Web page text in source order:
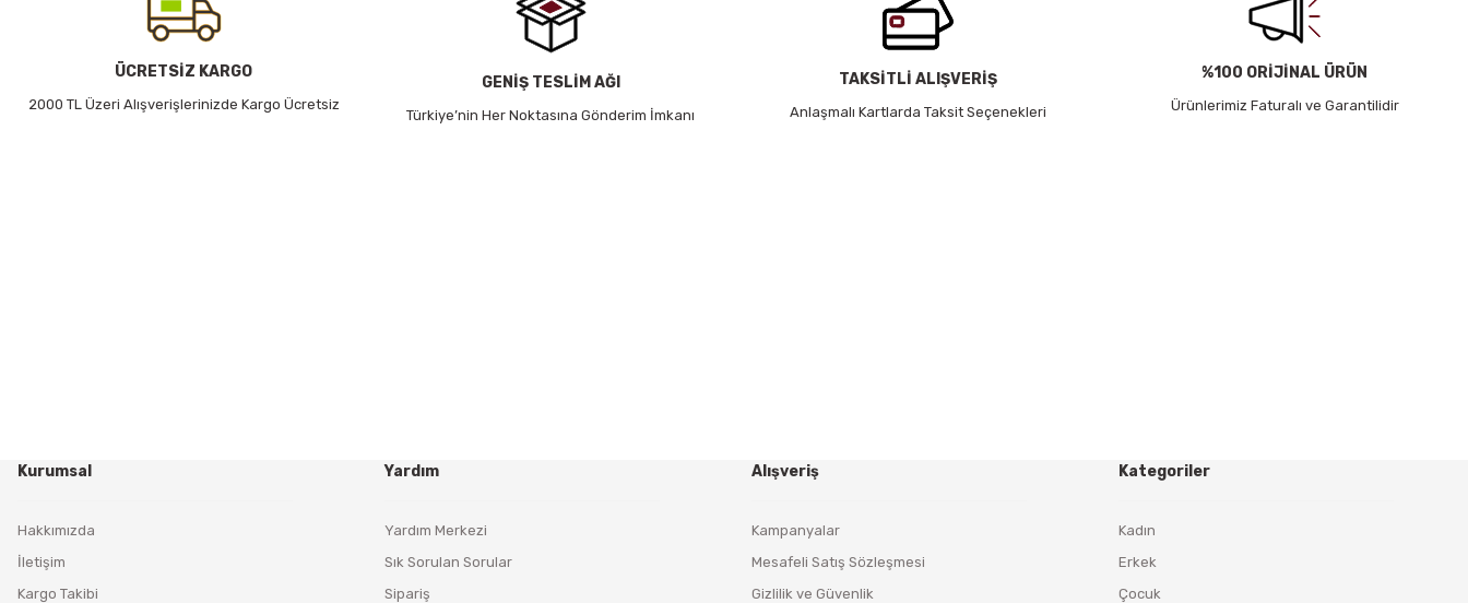
Ürün bilgilerinde hatalar bulunuyor.
Ürün fiyatı diğer sitelerden daha pahalı.
Bu ürüne benzer farklı alternatifler olmalı.
ÜCRETSİZ KARGO
2000 TL Üzeri Alışverişlerinizde Kargo Ücretsiz
GENİŞ TESLİM AĞI
Türkiye’nin Her Noktasına Gönderim İmkanı
TAKSİTLİ ALIŞVERİŞ
Anlaşmalı Kartlarda Taksit Seçenekleri
%100 ORİJİNAL ÜRÜN
Ürünlerimiz Faturalı ve Garantilidir
Kurumsal
Hakkımızda
İletişim
Kargo Takibi
Yardım
Yardım Merkezi
Sık Sorulan Sorular
Sipariş
Alışveriş
Kampanyalar
Mesafeli Satış Sözleşmesi
Gizlilik ve Güvenlik
Kategoriler
Kadın
Erkek
Çocuk